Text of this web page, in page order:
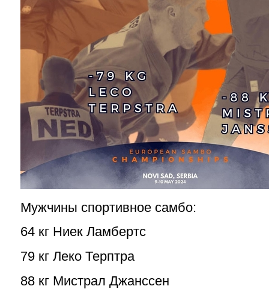
Мужчины спортивное самбо:
64 кг Ниек Ламбертс
79 кг Леко Терптра
88 кг Мистрал Джанссен